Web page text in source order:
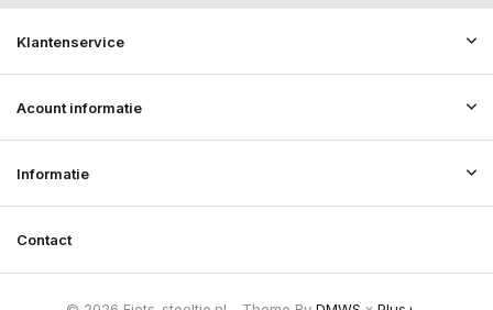
Klantenservice
Acount informatie
Informatie
Contact